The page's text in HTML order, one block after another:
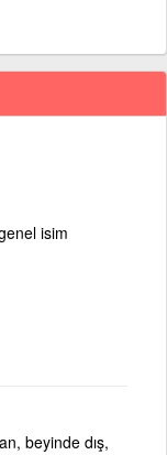
isim
beyinde dış,